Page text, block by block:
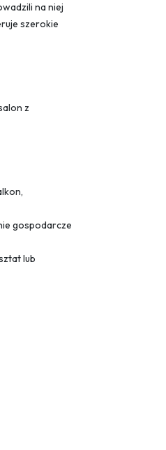
na niej
szerokie
z
gospodarcze
lub